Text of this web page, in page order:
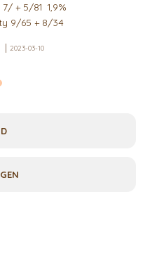
+ 5/81 1,9%
9/65 + 8/34
2023-03-10